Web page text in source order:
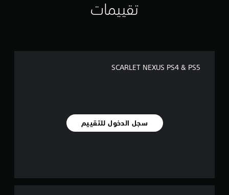
تقييمات
SCARLET NEXUS PS4 & PS5
سجل الدخول للتقييم